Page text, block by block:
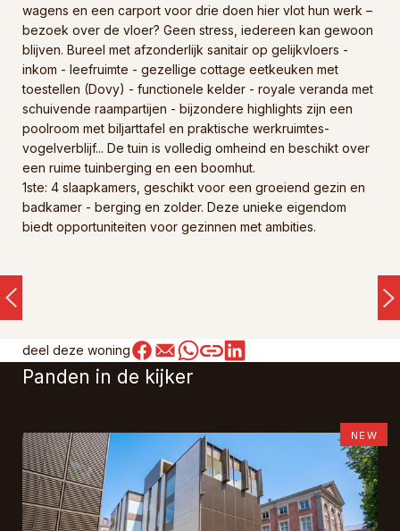
wagens en een carport voor drie doen hier vlot hun werk –
bezoek over de vloer? Geen stress, iedereen kan gewoon
blijven. Bureel met afzonderlijk sanitair op gelijkvloers -
inkom - leefruimte - gezellige cottage eetkeuken met
toestellen (Dovy) - functionele kelder - royale veranda met
schuivende raampartijen - bijzondere highlights zijn een
poolroom met biljarttafel en praktische werkruimtes-
vogelverblijf... De tuin is volledig omheind en beschikt over
een ruime tuinberging en een boomhut.
1ste: 4 slaapkamers, geschikt voor een groeiend gezin en
badkamer - berging en zolder. Deze unieke eigendom
biedt opportuniteiten voor gezinnen met ambities.
deel deze woning
Panden in de kijker
NEW